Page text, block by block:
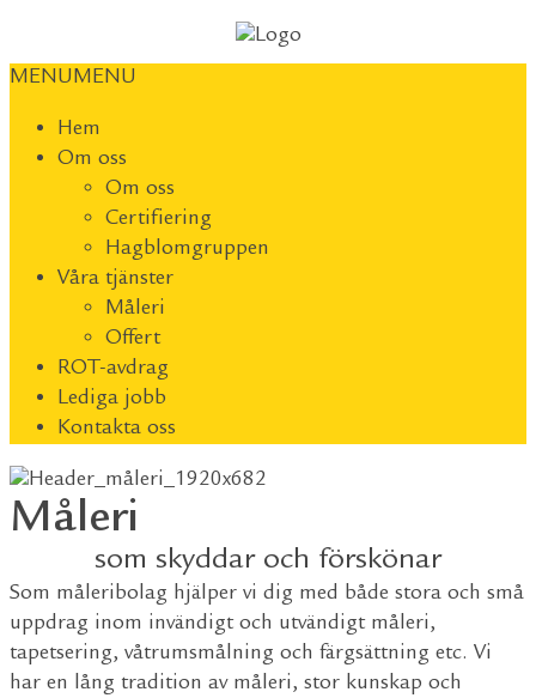
MENUMENU
Hem
Om oss
Om oss
Certifiering
Hagblomgruppen
Våra tjänster
Måleri
Offert
ROT-avdrag
Lediga jobb
Kontakta oss
Måleri
som skyddar och förskönar
Som måleribolag hjälper vi dig med både stora och små
uppdrag inom invändigt och utvändigt måleri,
tapetsering, våtrumsmålning och färgsättning etc. Vi
har en lång tradition av måleri, stor kunskap och